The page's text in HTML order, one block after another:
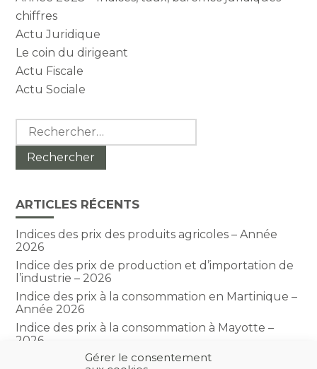
Gérer le consentement
chiffres
Actu Juridique
Le coin du dirigeant
Actu Fiscale
Actu Sociale
Rechercher :
ARTICLES RÉCENTS
Indices des prix des produits agricoles – Année
2026
Indice des prix de production et d’importation de
l’industrie – 2026
Indice des prix à la consommation en Martinique –
Année 2026
Indice des prix à la consommation à Mayotte –
2026
Indice du climat des affaires dans le BTP – Année